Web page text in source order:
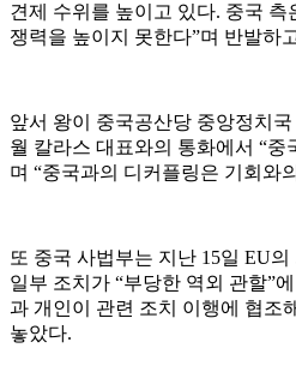
견제 수위를 높이고 있다. 중국 측
쟁력을 높이지 못한다”며 반발하
앞서 왕이 중국공산당 중앙정치
월 칼라스 대표와의 통화에서 “중
며 “중국과의 디커플링은 기회와
또 중국 사법부는 지난 15일 EU
일부 조치가 “부당한 역외 관할”
과 개인이 관련 조치 이행에 협조
놓았다.